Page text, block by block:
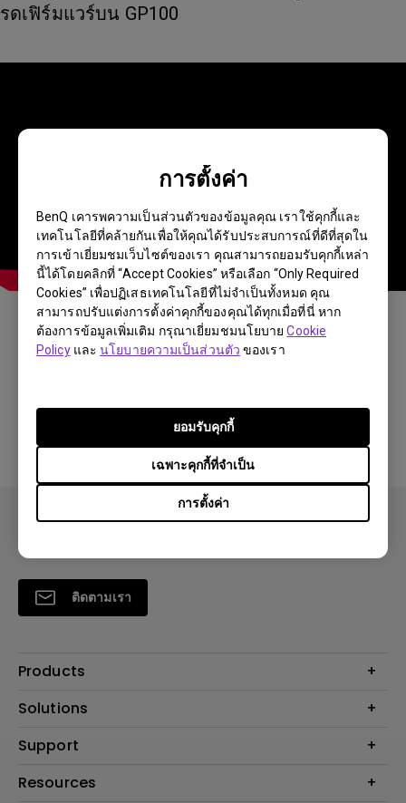
การตั้งค่า
BenQ เคารพความเป็นส่วนตัวของข้อมูลคุณ เราใช้คุกกี้และ
เทคโนโลยีที่คล้ายกันเพื่อให้คุณได้รับประสบการณ์ที่ดีที่สุดใน
การเข้าเยี่ยมชมเว็บไซต์ของเรา คุณสามารถยอมรับคุกกี้เหล่า
นี้ได้โดยคลิกที่ “Accept Cookies” หรือเลือก “Only Required
Cookies” เพื่อปฏิเสธเทคโนโลยีที่ไม่จำเป็นทั้งหมด คุณ
สามารถปรับแต่งการตั้งค่าคุกกี้ของคุณได้ทุกเมื่อที่นี่ หาก
ต้องการข้อมูลเพิ่มเติม กรุณาเยี่ยมชมนโยบายCookie
Policyและนโยบายความเป็นส่วนตัว ของเรา
การตั้งค่า
เฉพาะคุกกี้ที่จำเป็น
ยอมรับคุกกี้
รดเฟิร์มแวร์บน GP100
ข้อมูลเหล่านี้เป็นประโยชน์หรือไม่?
ติดตามเรา
Products
โปรเจคเตอร์
โคมไฟ
Solutions
BenQ AQCOLOR Technology
Support
ติดต่อเรา
Resources